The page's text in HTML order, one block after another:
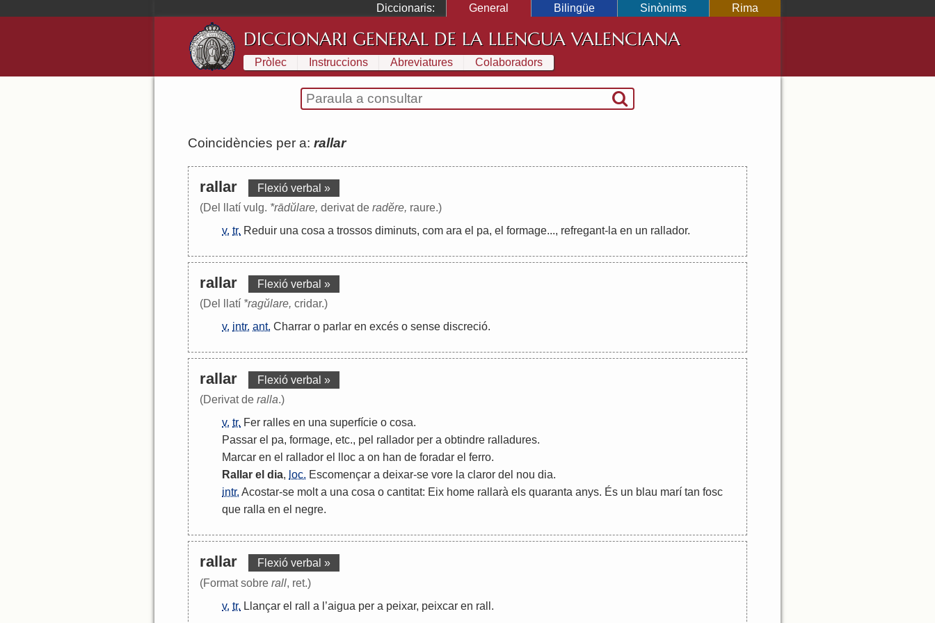
Diccionaris: General Bilingüe Sinònims Rima
DICCIONARI GENERAL DE LA LLENGUA VALENCIANA
Pròlec Instruccions Abreviatures Colaboradors
Coincidències per a: rallar
rallar
Flexió verbal »
(Del llatí vulg. *rādŭlare, derivat de radĕre, raure.)
v. tr. Reduir una cosa a trossos diminuts, com ara el pa, el formage..., refregant- la en un rallador.
rallar
Flexió verbal »
(Del llatí *ragŭlare, cridar.)
v. intr. ant. Charrar o parlar en excés o sense discreció.
rallar
Flexió verbal »
(Derivat de ralla.)
v. tr. Fer ralles en una superfície o cosa.
Passar el pa, formage, etc., pel rallador per a obtindre ralladures.
Marcar en el rallador el lloc a on han de foradar el ferro.
Rallar el dia, loc. Escomençar a deixar-se vore la claror del nou dia.
intr. Acostar-se molt a una cosa o cantitat: Eix home rallarà els quaranta anys. És un blau marí tan fosc
que ralla en el negre.
rallar
Flexió verbal »
(Format sobre rall, ret.)
v. tr. Llançar el rall a ’aigua per a peixar, peixcar en rall .